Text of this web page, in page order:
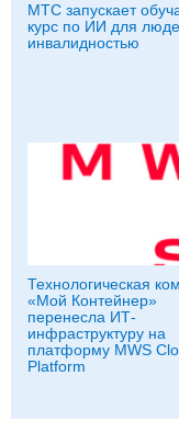
МТС запускает
курс по ИИ для
инвалидностью
Технологическая
«Мой Контейнер»
перенесла ИТ-
инфраструктуру на
платформу MWS
Platform